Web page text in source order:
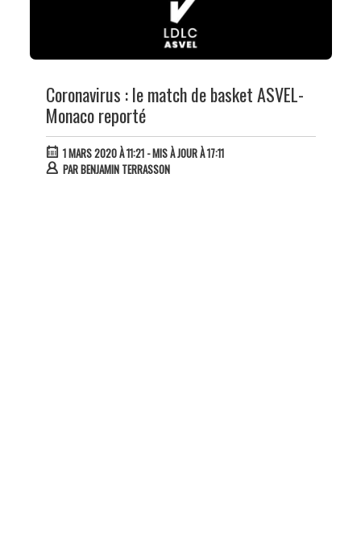
Coronavirus : le match de basket ASVEL-
Monaco reporté
1 MARS 2020 À 11:21- MIS À JOUR À 17:11
PARBENJAMIN TERRASSON